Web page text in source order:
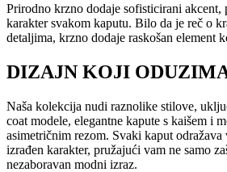
Prirodno krzno dodaje sofisticirani akcent,
karakter svakom kaputu. Bilo da je reč o
detaljima, krzno dodaje raskošan element
DIZAJN KOJI
Naša kolekcija nudi raznolike stilove,
coat modele, elegantne kapute s kaišem i
asimetričnim rezom. Svaki kaput
izrađen karakter, pružajući vam ne samo
nezaboravan modni izraz.